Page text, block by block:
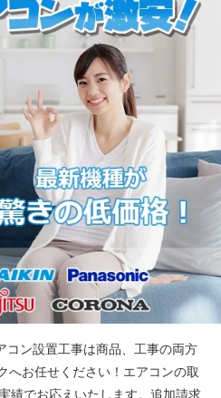
コン設置工事は商品、工事の両方
へお任せください！エアコンの取
績でお応えいたします。追加請求